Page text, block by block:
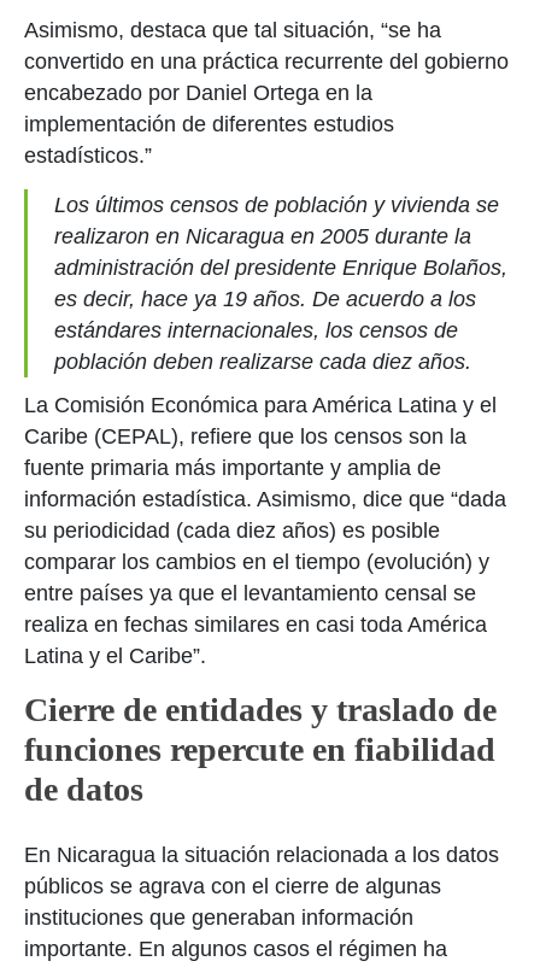
Asimismo, destaca que tal situación, “se ha
convertido en una práctica recurrente del gobierno
encabezado por Daniel Ortega en la
implementación de diferentes estudios
estadísticos.”
Los últimos censos de población y vivienda se
realizaron en Nicaragua en 2005 durante la
administración del presidente Enrique Bolaños,
es decir, hace ya 19 años. De acuerdo a los
estándares internacionales, los censos de
población deben realizarse cada diez años.
La Comisión Económica para América Latina y el
Caribe (CEPAL), refiere que los censos son la
fuente primaria más importante y amplia de
información estadística. Asimismo, dice que “dada
su periodicidad (cada diez años) es posible
comparar los cambios en el tiempo (evolución) y
entre países ya que el levantamiento censal se
realiza en fechas similares en casi toda América
Latina y el Caribe”.
Cierre de entidades y traslado de
funciones repercute en fiabilidad
de datos
En Nicaragua la situación relacionada a los datos
públicos se agrava con el cierre de algunas
instituciones que generaban información
importante. En algunos casos el régimen ha